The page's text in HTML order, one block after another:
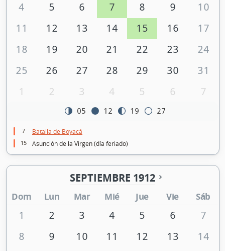
4
5 6 7 8 9
10
11
12 13 14 15 16
17
18
19 20 21 22 23
24
25
26 27 28 29 30
31
1
2 3 4 5 6 7
05 12 19 27
7 Batalla de Boyacá
15 Asunción de la Virgen (día feriado)
SEPTIEMBRE 1912
Dom Lun Mar Mié Jue Vie Sáb
1 2 3 4 5 6
7
8
9 10 11 12 13
14